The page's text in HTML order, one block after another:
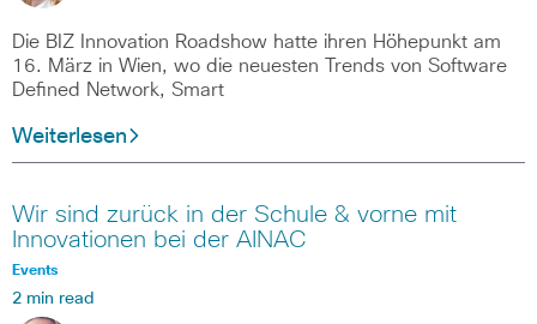
Die BIZ Innovation Roadshow hatte ihren Höhepunkt am
16. März in Wien, wo die neuesten Trends von Software
Defined Network, Smart
Weiterlesen
Wir sind zurück in der Schule & vorne mit
Innovationen bei der AINAC
Events
2 min read